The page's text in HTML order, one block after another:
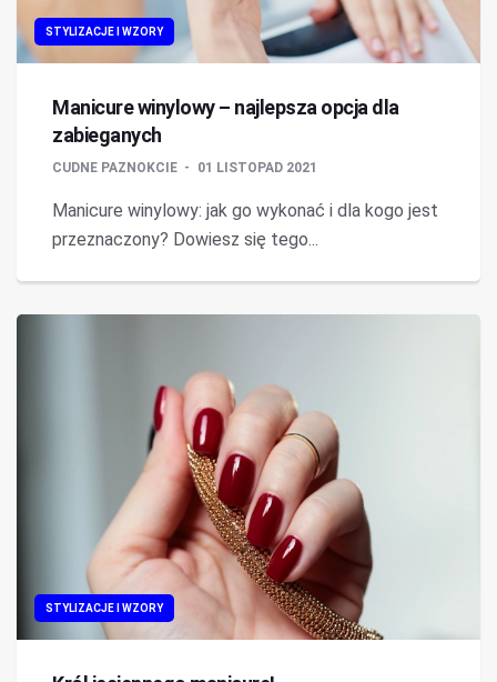
STYLIZACJE I WZORY
Manicure winylowy – najlepsza opcja dla
zabieganych
CUDNE PAZNOKCIE 01 LISTOPAD 2021
Manicure winylowy: jak go wykonać i dla kogo jest
przeznaczony? Dowiesz się tego...
STYLIZACJE I WZORY